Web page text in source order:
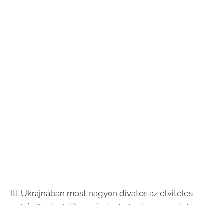
Itt Ukrajnában most nagyon divatos az elviteles